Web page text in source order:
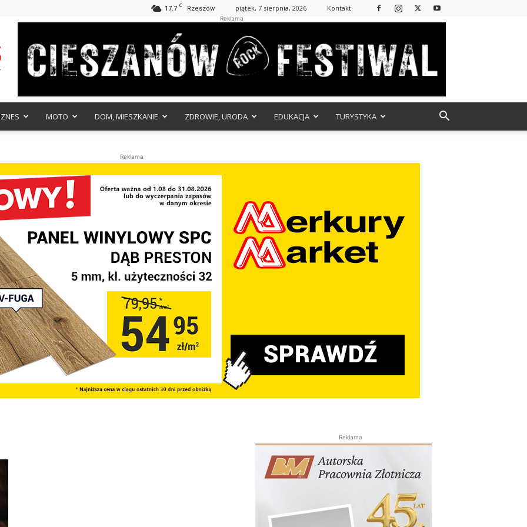
17.7 C Rzeszów piątek, 7 sierpnia, 2026 Kontakt
Reklama
MOTO DOM, MIESZKANIE ZDROWIE, URODA EDUKACJA TURYSTYKA
Reklama
Reklama